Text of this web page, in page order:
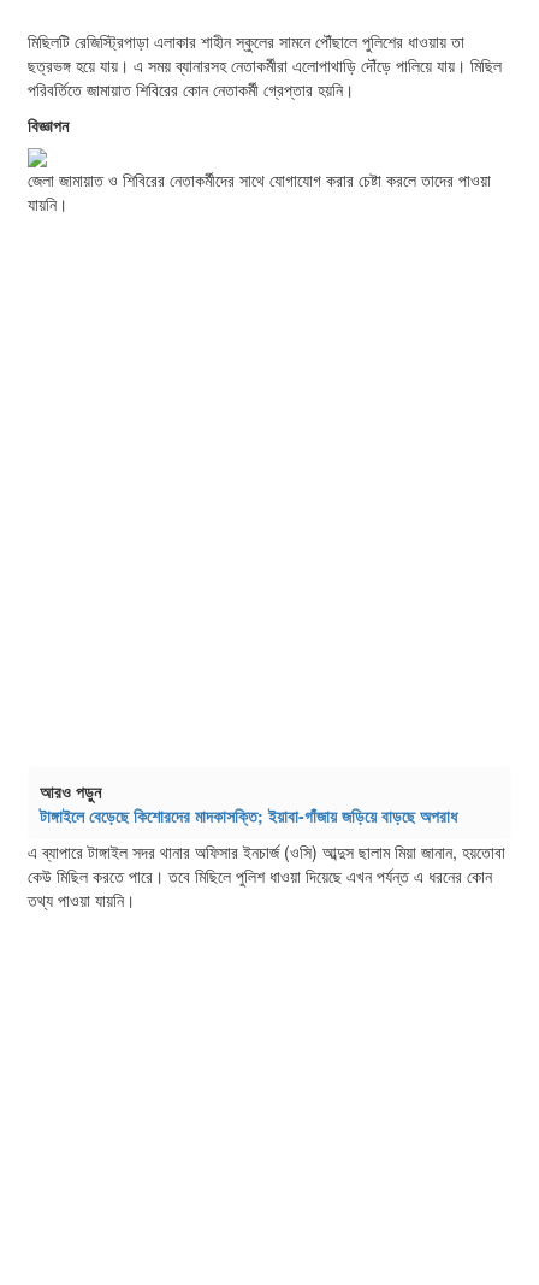
মিছিলটি রেজিস্ট্রিপাড়া এলাকার শাহীন স্কুলের সামনে পৌঁছালে পুলিশের ধাওয়ায় তা
ছত্রভঙ্গ হয়ে যায়। এ সময় ব্যানারসহ নেতাকর্মীরা এলোপাথাড়ি দৌঁড়ে পালিয়ে যায়। মিছিল
পরিবর্তিতে জামায়াত শিবিরের কোন নেতাকর্মী গ্রেপ্তার হয়নি।
বিজ্ঞাপন
জেলা জামায়াত ও শিবিরের নেতাকর্মীদের সাথে যোগাযোগ করার চেষ্টা করলে তাদের পাওয়া
যায়নি।
আরও পড়ুন
টাঙ্গাইলে বেড়েছে কিশোরদের মাদকাসক্তি; ইয়াবা-গাঁজায় জড়িয়ে বাড়ছে অপরাধ
এ ব্যাপারে টাঙ্গাইল সদর থানার অফিসার ইনচার্জ (ওসি) আব্দুস ছালাম মিয়া জানান, হয়তোবা
কেউ মিছিল করতে পারে। তবে মিছিলে পুলিশ ধাওয়া দিয়েছে এখন পর্যন্ত এ ধরনের কোন
তথ্য পাওয়া যায়নি।